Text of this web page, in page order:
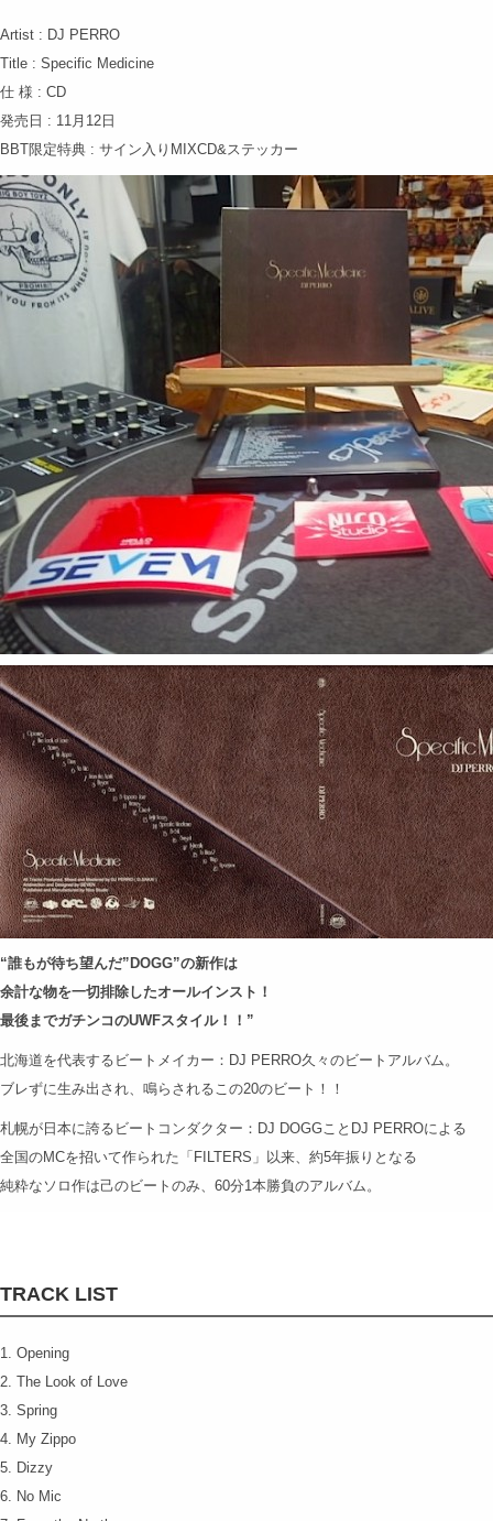
Artist : DJ PERRO
Title : Specific Medicine
仕 様 : CD
発売日 : 11月12日
BBT限定特典 : サイン入りMIXCD&ステッカー
“誰もが待ち望んだ”DOGG”の新作は
余計な物を一切排除したオールインスト！
最後までガチンコのUWFスタイル！！”
北海道を代表するビートメイカー：DJ PERRO久々のビートアルバム。
ブレずに生み出され、鳴らされるこの20のビート！！
札幌が日本に誇るビートコンダクター：DJ DOGGことDJ PERROによる
全国のMCを招いて作られた「FILTERS」以来、約5年振りとなる
純粋なソロ作は己のビートのみ、60分1本勝負のアルバム。
TRACK LIST
1. Opening
2. The Look of Love
3. Spring
4. My Zippo
5. Dizzy
6. No Mic